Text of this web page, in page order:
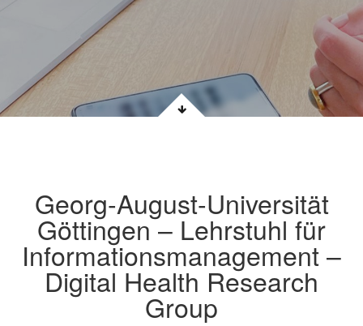
Georg-August-Universität
Göttingen – Lehrstuhl für
Informationsmanagement –
Digital Health Research
Group